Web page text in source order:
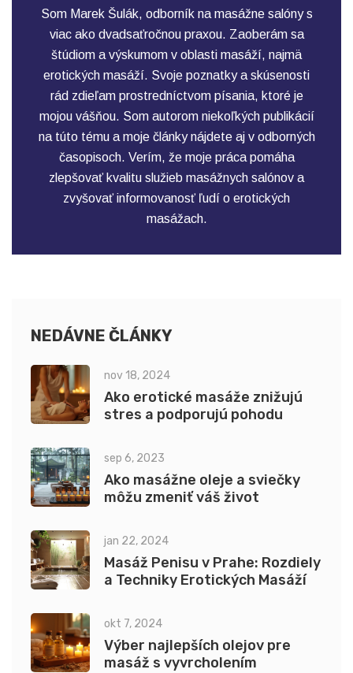
Som Marek Šulák, odborník na masážne salóny s
viac ako dvadsaťročnou praxou. Zaoberám sa
štúdiom a výskumom v oblasti masáží, najmä
erotických masáží. Svoje poznatky a skúsenosti
rád zdieľam prostredníctvom písania, ktoré je
mojou vášňou. Som autorom niekoľkých publikácií
na túto tému a moje články nájdete aj v odborných
časopisoch. Verím, že moje práca pomáha
zlepšovať kvalitu služieb masážnych salónov a
zvyšovať informovanosť ľudí o erotických
masážach.
NEDÁVNE ČLÁNKY
nov 18, 2024
Ako erotické masáže znižujú
stres a podporujú pohodu
sep 6, 2023
Ako masážne oleje a sviečky
môžu zmeniť váš život
jan 22, 2024
Masáž Penisu v Prahe: Rozdiely
a Techniky Erotických Masáží
okt 7, 2024
Výber najlepších olejov pre
masáž s vyvrcholením